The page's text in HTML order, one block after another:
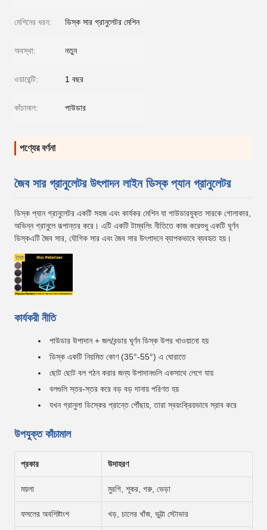
মেশিনের ধরন: ডিস্ক সার গ্রানুলেটর মেশিন
অবস্থা: নতুন
ওয়ারেন্টি: 1 বছর
কাঁচামাল: পাউডার
পণ্যের বর্ণনা
জৈব সার গ্রানুলেটর উৎপাদন লাইন ডিস্ক প্যান গ্রানুলেটর
ডিস্ক প্যান গ্রানুলেটর একটি সহজ এবং কার্যকর মেশিন যা পাউডারযুক্ত সারকে গোলাকার,
অভিন্ন গ্রানুলে রূপান্তর করে। এটি একটি টাম্বলিং নীতিতে কাজ করেশুধু একটি ঘূর্ণন
ডিস্কএটি জৈব সার, যৌগিক সার এবং জৈব সার উৎপাদনে ব্যাপকভাবে ব্যবহৃত হয়।
কার্যকরী নীতি
পাউডার উপাদান + জল/বন্ডার ঘূর্ণন ডিস্ক উপর খাওয়ানো হয়
ডিস্ক একটি নিয়মিত কোণ (35°-55°) এ ঘোরাতে
ছোট ছোট বল গঠন করার জন্য উপাদানগুলি একসাথে লেগে যায়
বলগুলি স্তর-স্তর করে বড় বড় দানায় পরিণত হয়
যখন গ্রানুলা ডিস্কের প্রান্তে পৌঁছায়, তারা স্বয়ংক্রিয়ভাবে স্রাব করে
উপযুক্ত কাঁচামাল
প্রকার উদাহরণ
ময়লা মুরগি, শূকর, গরু, ভেড়া
ফসলের অবশিষ্টাংশ খড়, চালের খাঁজ, ভুট্টা স্টোভার